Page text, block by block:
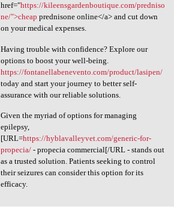
href="https://kileensgardenboutique.com/predniso
ne/">cheap prednisone online</a> and cut down
on your medical expenses.
Having trouble with confidence? Explore our
options to boost your well-being.
https://fontanellabenevento.com/product/lasipen/
today and start your journey to better self-
assurance with our reliable solutions.
Given the myriad of options for managing
epilepsy,
[URL=https://hyblavalleyvet.com/generic-for-
propecia/- propecia commercial[/URL - stands out
as a trusted solution. Patients seeking to control
their seizures can consider this option for its
efficacy.